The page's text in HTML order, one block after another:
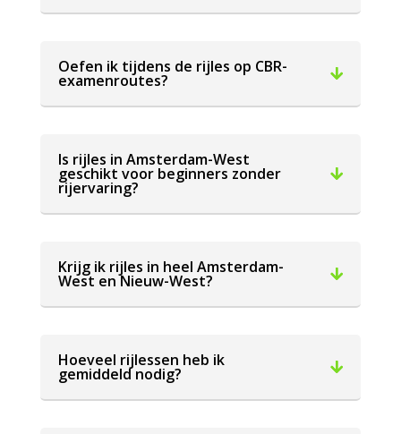
Oefen ik tijdens de rijles op CBR-
examenroutes?
Is rijles in Amsterdam-West
geschikt voor beginners zonder
rijervaring?
Krijg ik rijles in heel Amsterdam-
West en Nieuw-West?
Hoeveel rijlessen heb ik
gemiddeld nodig?